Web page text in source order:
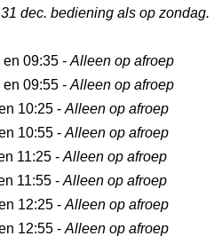
dec. bediening als op zondag.
en 09:35 - Alleen op afroep
en 09:55 - Alleen op afroep
10:25 - Alleen op afroep
10:55 - Alleen op afroep
11:25 - Alleen op afroep
11:55 - Alleen op afroep
12:25 - Alleen op afroep
12:55 - Alleen op afroep